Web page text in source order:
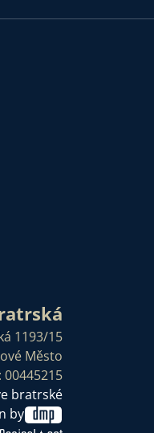
1193/15
Město
00445215
bratrské
by